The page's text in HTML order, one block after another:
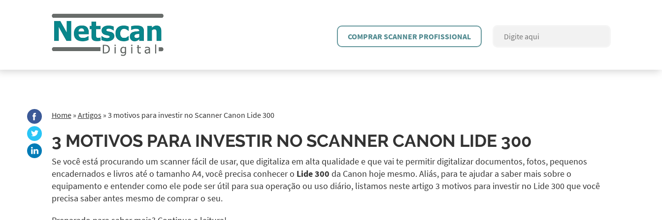
COMPRAR SCANNER PROFISSIONAL
Home» Artigos» 3 motivos para investir no Scanner Canon Lide 300
3 MOTIVOS PARA INVESTIR NO SCANNER CANON LIDE 300
Se você está procurando um scanner fácil de usar, que digitaliza em alta qualidade e que vai te permitir digitalizar documentos, fotos, pequenos
encadernados e livros até o tamanho A4, você precisa conhecer o Lide 300 da Canon hoje mesmo. Aliás, para te ajudar a saber mais sobre o
equipamento e entender como ele pode ser útil para sua operação ou uso diário, listamos neste artigo 3 motivos para investir no Lide 300 que você
precisa saber antes mesmo de comprar o seu.